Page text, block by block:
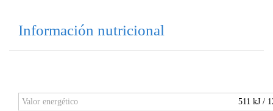
Información nutricional
Valor energético
511 kJ /